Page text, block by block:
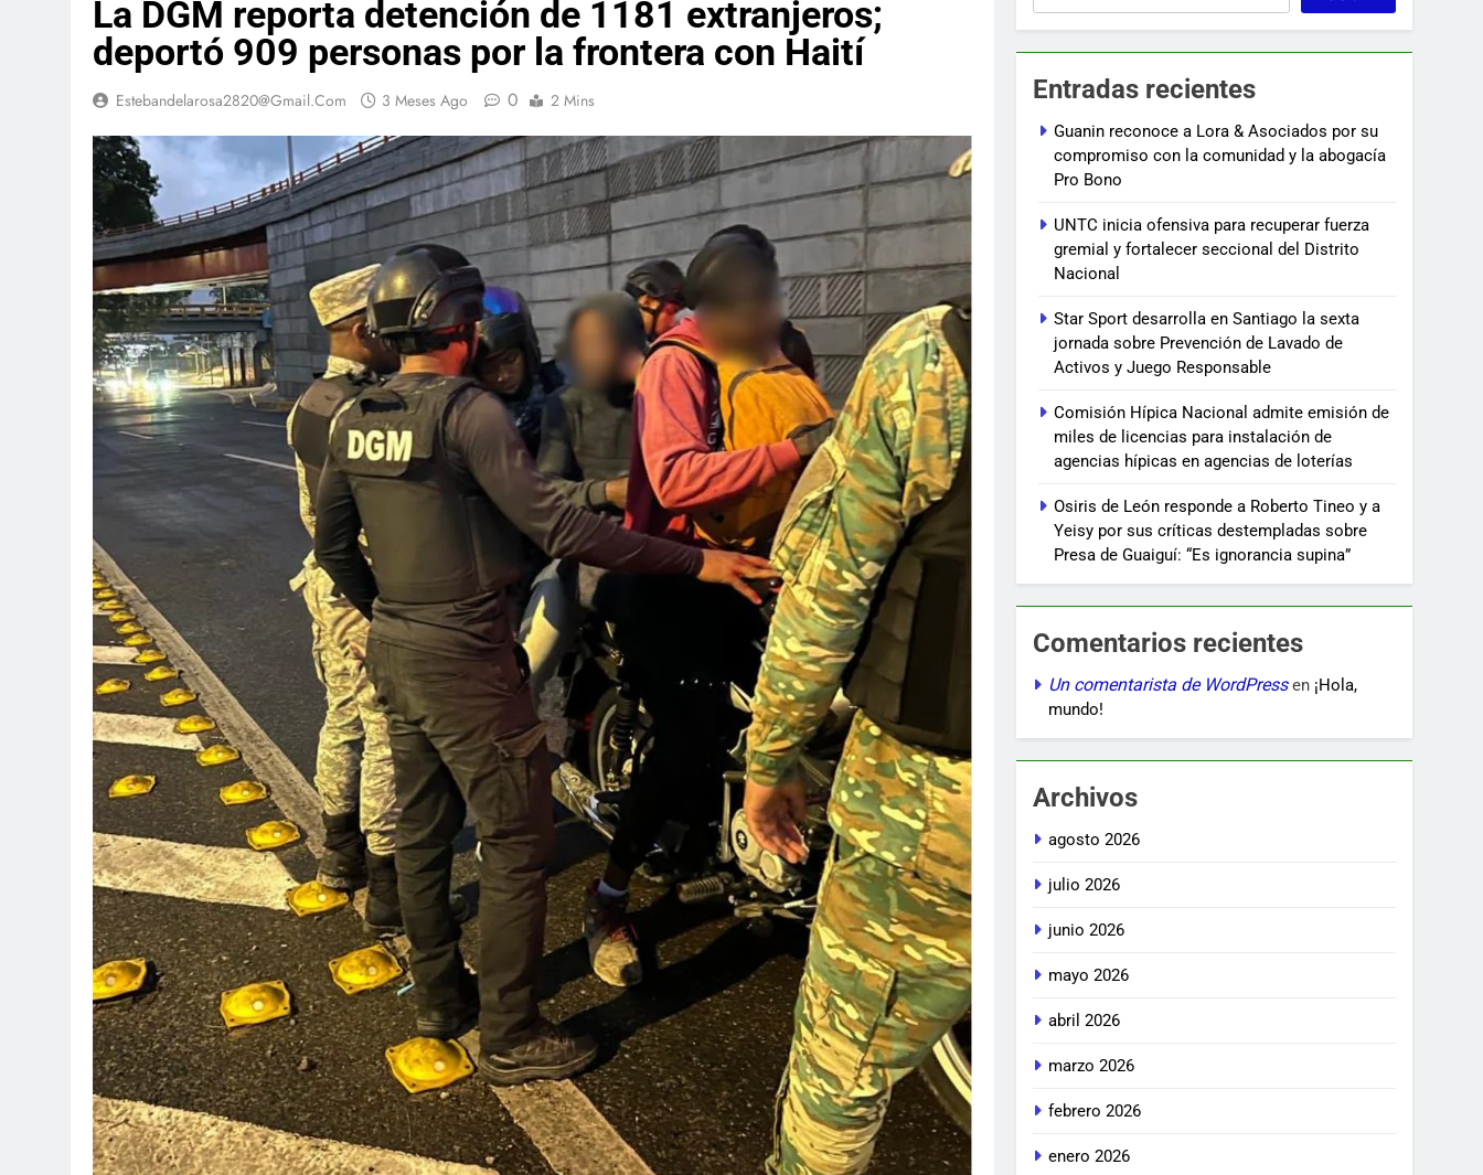
La DGM reporta detención de 1181 extranjeros;
deportó 909 personas por la frontera con Haití
Estebandelarosa2820@gmail.com 3 Meses Ago 0 2 Mins Entradas recientes
Guanin reconoce a Lora & Asociados por su
compromiso con la comunidad y la abogacía
Pro Bono
UNTC inicia ofensiva para recuperar fuerza
gremial y fortalecer seccional del Distrito
Nacional
Star Sport desarrolla en Santiago la sexta
jornada sobre Prevención de Lavado de
Activos y Juego Responsable
Comisión Hípica Nacional admite emisión de
miles de licencias para instalación de
agencias hípicas en agencias de loterías
Osiris de León responde a Roberto Tineo y a
Yeisy por sus críticas destempladas sobre
Presa de Guaiguí: “Es ignorancia supina”
Comentarios recientes
Un comentarista de WordPressen ¡Hola,
mundo!
Archivos
agosto 2026
julio 2026
junio 2026
mayo 2026
abril 2026
marzo 2026
febrero 2026
enero 2026